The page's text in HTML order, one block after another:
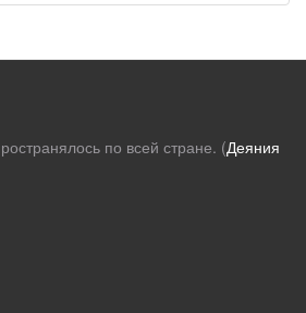
по всей стране. (Деяния